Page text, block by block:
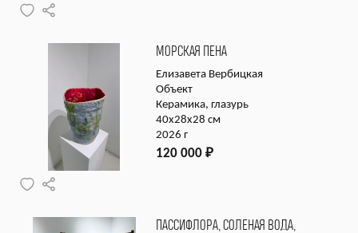
МОРСКАЯ ПЕНА
Елизавета Вербицкая
Объект
Керамика, глазурь
40х28х28 см
2026 г
120 000 ₽
ПАССИФЛОРА, СОЛЕНАЯ ВОДА,